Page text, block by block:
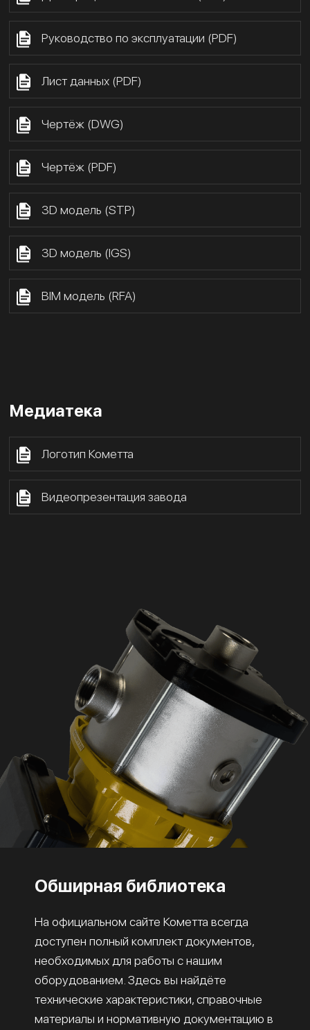
Руководство по эксплуатации (PDF)
Лист данных (PDF)
Чертёж (DWG)
Чертёж (PDF)
3D модель (STP)
3D модель (IGS)
BIM модель (RFA)
Медиатека
Логотип Кометта
Видеопрезентация завода
Обширная библиотека
На официальном сайте Кометта всегда
доступен полный комплект документов,
необходимых для работы с нашим
оборудованием. Здесь вы найдёте
технические характеристики, справочные
материалы и нормативную документацию в